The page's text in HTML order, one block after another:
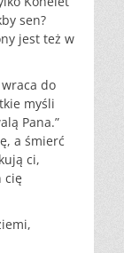
sen?
jest też w
do
myśli
Pana.”
a śmierć
ci,
cię